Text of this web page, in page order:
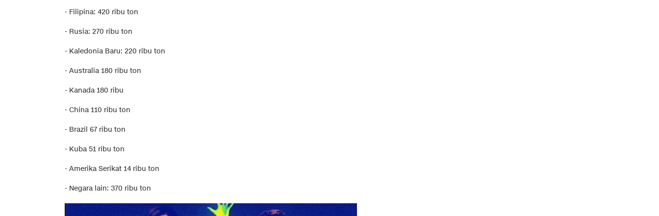
- Filipina: 420 ribu ton
- Rusia: 270 ribu ton
- Kaledonia Baru: 220 ribu ton
- Australia 180 ribu ton
- Kanada 180 ribu
- China 110 ribu ton
- Brazil 67 ribu ton
- Kuba 51 ribu ton
- Amerika Serikat 14 ribu ton
- Negara lain: 370 ribu ton